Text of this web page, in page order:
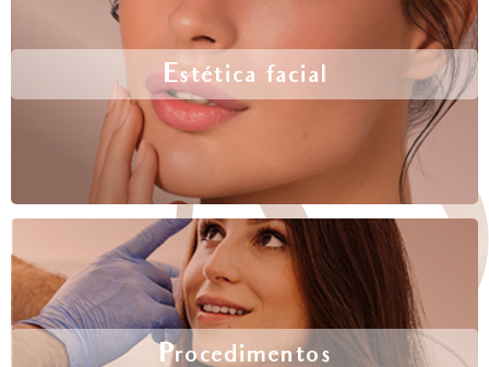
Estética facial
Procedimentos